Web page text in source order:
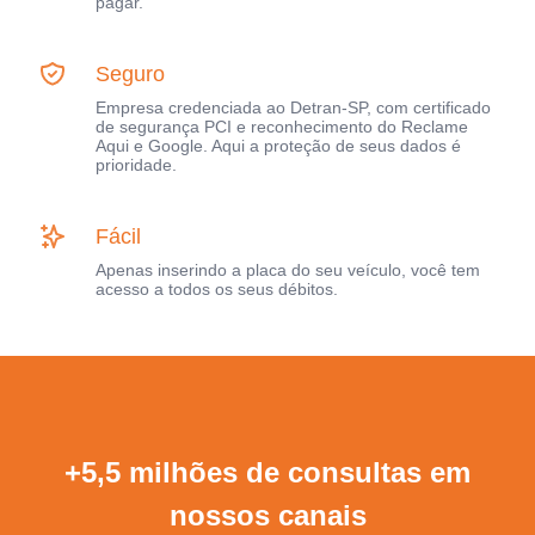
Seguro
Empresa credenciada ao Detran-SP, com certificado
de segurança PCI e reconhecimento do Reclame
Aqui e Google. Aqui a proteção de seus dados é
prioridade.
Fácil
Apenas inserindo a placa do seu veículo, você tem
acesso a todos os seus débitos.
+5,5 milhões de consultas em
nossos canais